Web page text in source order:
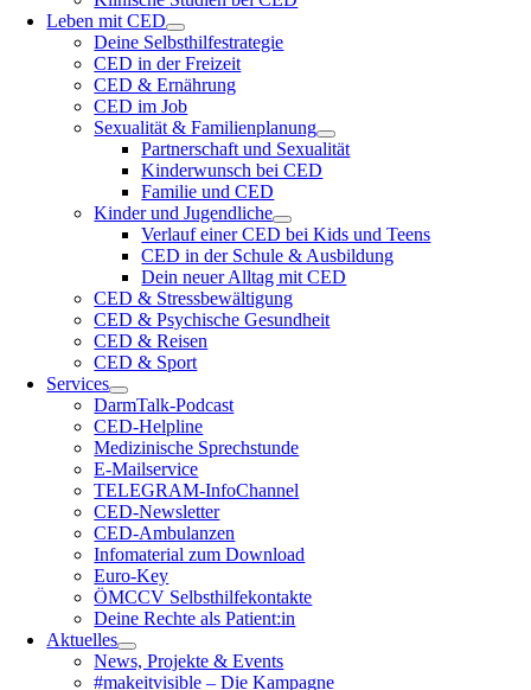
Leben mit CED
Deine Selbsthilfestrategie
CED in der Freizeit
CED & Ernährung
CED im Job
Sexualität & Familienplanung
Partnerschaft und Sexualität
Kinderwunsch bei CED
Familie und CED
Kinder und Jugendliche
Verlauf einer CED bei Kids und Teens
CED in der Schule & Ausbildung
Dein neuer Alltag mit CED
CED & Stressbewältigung
CED & Psychische Gesundheit
CED & Reisen
CED & Sport
Services
DarmTalk-Podcast
CED-Helpline
Medizinische Sprechstunde
E-Mailservice
TELEGRAM-InfoChannel
CED-Newsletter
CED-Ambulanzen
Infomaterial zum Download
Euro-Key
ÖMCCV Selbsthilfekontakte
Deine Rechte als Patient:in
Aktuelles
News, Projekte & Events
#makeitvisible – Die Kampagne